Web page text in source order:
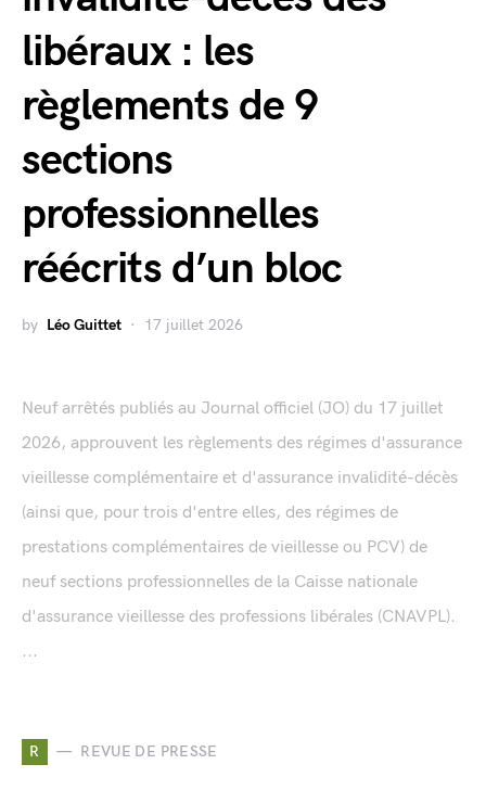
libéraux : les
règlements de 9
sections
professionnelles
réécrits d’un bloc
by Léo Guittet 17 juillet 2026
Neuf arrêtés publiés au Journal officiel (JO) du 17 juillet
2026, approuvent les règlements des régimes d'assurance
vieillesse complémentaire et d'assurance invalidité-décès
(ainsi que, pour trois d'entre elles, des régimes de
prestations complémentaires de vieillesse ou PCV) de
neuf sections professionnelles de la Caisse nationale
d'assurance vieillesse des professions libérales (CNAVPL).
...
R REVUE DE PRESSE